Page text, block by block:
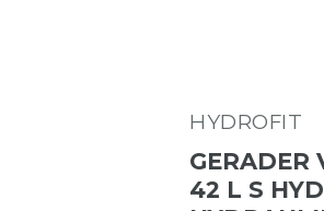
HYDROFIT
GERADER
42 L S